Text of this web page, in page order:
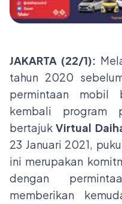
JAKARTA (22/1):
tahun 2020
permintaan mobil
kembali program
bertajukVirtual
23 Januari 2021,
ini merupakan
dengan
memberikan